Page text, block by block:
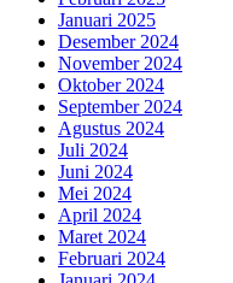
Januari 2025
Desember 2024
November 2024
Oktober 2024
September 2024
Agustus 2024
Juli 2024
Juni 2024
Mei 2024
April 2024
Maret 2024
Februari 2024